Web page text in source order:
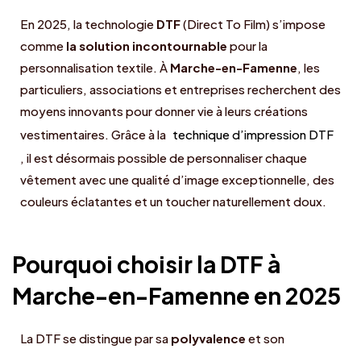
En 2025, la technologie DTF(Direct To Film) s’impose
comme la solution incontournable pour la
personnalisation textile. À Marche-en-Famenne, les
particuliers, associations et entreprises recherchent des
moyens innovants pour donner vie à leurs créations
vestimentaires. Grâce à la technique d’impression DTF
, il est désormais possible de personnaliser chaque
vêtement avec une qualité d’image exceptionnelle, des
couleurs éclatantes et un toucher naturellement doux.
Pourquoi choisir la DTF à
Marche-en-Famenne en 2025
La DTF se distingue par sa polyvalence et son